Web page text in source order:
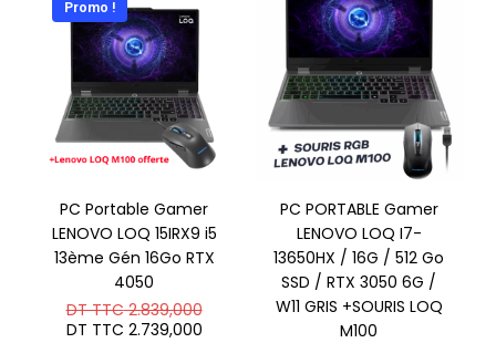
TTC 2.019,000. TTC
Promo !
PC Portable Gamer
LENOVO LOQ 15IRX9 i5
13ème Gén 16Go RTX
4050
DT TTC2.839,000Le
prix
DT TTC 2.739,000Le
PC PORTABLE Gamer
LENOVO LOQ I7-
13650HX / 16G / 512 Go
SSD / RTX 3050 6G /
W11 GRIS +SOURIS LOQ
M100